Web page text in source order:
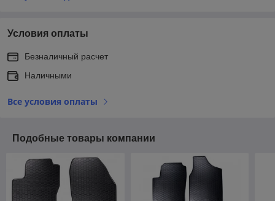
Условия оплаты
Безналичный расчет
Наличными
Все условия оплаты
Подобные товары компании